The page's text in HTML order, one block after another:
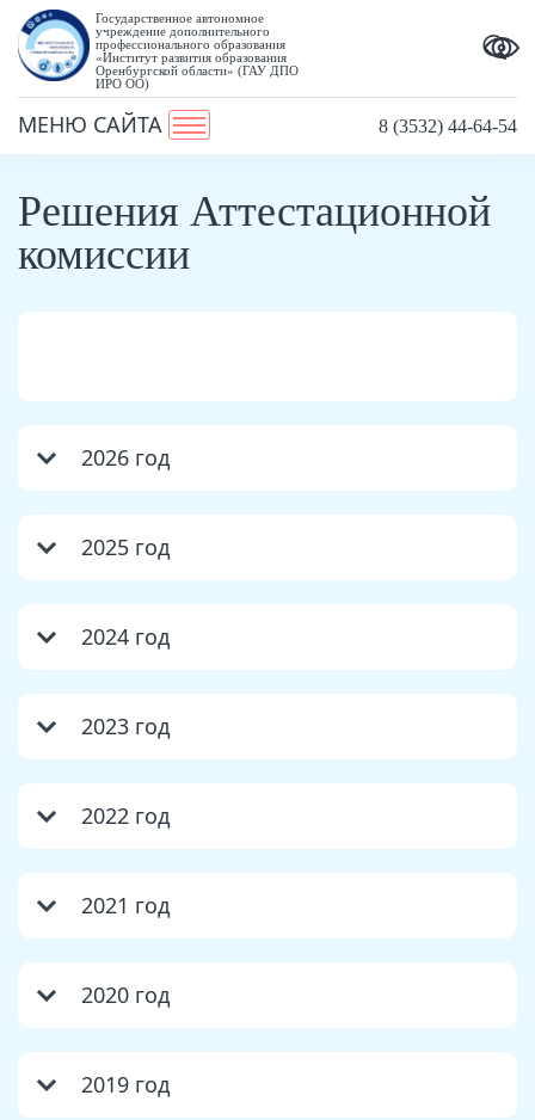
Государственное автономное
учреждение дополнительного
профессионального образования
«Институт развития образования
Оренбургской области» (ГАУ ДПО
ИРО ОО)
МЕНЮ САЙТА 8 (3532) 44-64-54
Решения Аттестационной
комиссии
2026 год
2025 год
2024 год
2023 год
2022 год
2021 год
2020 год
2019 год